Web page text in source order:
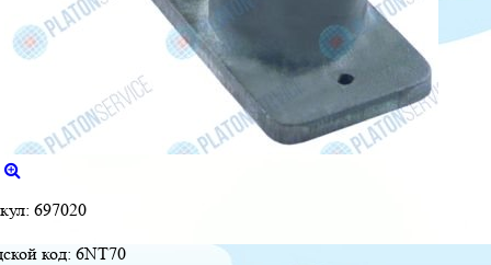
697020
код: 6NT70